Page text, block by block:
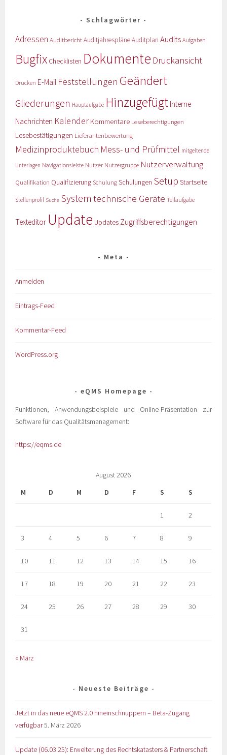
Schlagwörter
Adressen AuditberichtAuditjahrespläneAuditplan Audits Aufgaben
Bugfix Checklisten Dokumente Druckansicht
Drucken E-Mail Feststellungen Geändert
Gliederungen Hauptaufgabe Hinzugefügt Interne
Nachrichten KalenderKommentare Leseberechtigungen
Lesebestätigungen Lieferantenbewertung
Medizinproduktebuch Mess- und Prüfmittel mitgeltende
Unterlagen Navigationsleiste Nutzer Nutzergruppe Nutzerverwaltung
Qualifikation Qualifizierung Schulung Schulungen Setup Startseite
Stellenprofil Suche System technische Geräte Teilaufgabe
Texteditor Update Updates Zugriffsberechtigungen
Meta
Anmelden
Eintrags-Feed
Kommentar-Feed
WordPress.org
eQMS Homepage
Funktionen, Anwendungsbeispiele und Online-Präsentation zur
Software für das Qualitätsmanagement:
https://eqms.de
August 2026
M
D M D F S S
1 2
3 4 5 6 7 8 9
10 11 12 13 14 15 16
17 18 19 20 21 22 23
24 25 26 27 28 29 30
31
« März
Neueste Beiträge
Jetzt in das neue eQMS 2.0 hineinschnuppern – Beta-Zugang
verfügbar5. März 2026
Update (06.03.25): Erweiterung des Rechtskatasters & Partnerschaft